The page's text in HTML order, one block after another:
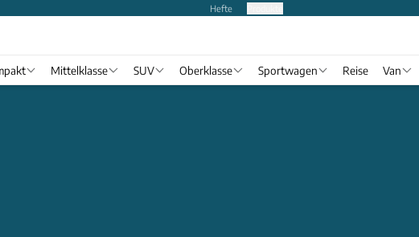
Hefte
Mittelklasse SUV Oberklasse Sportwagen Reise Van